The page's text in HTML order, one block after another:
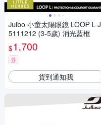
Julbo 小童太陽眼鏡 LOOP L J
5111212 (3-5歲) 消光藍框
$1,700
券
貨到通知我